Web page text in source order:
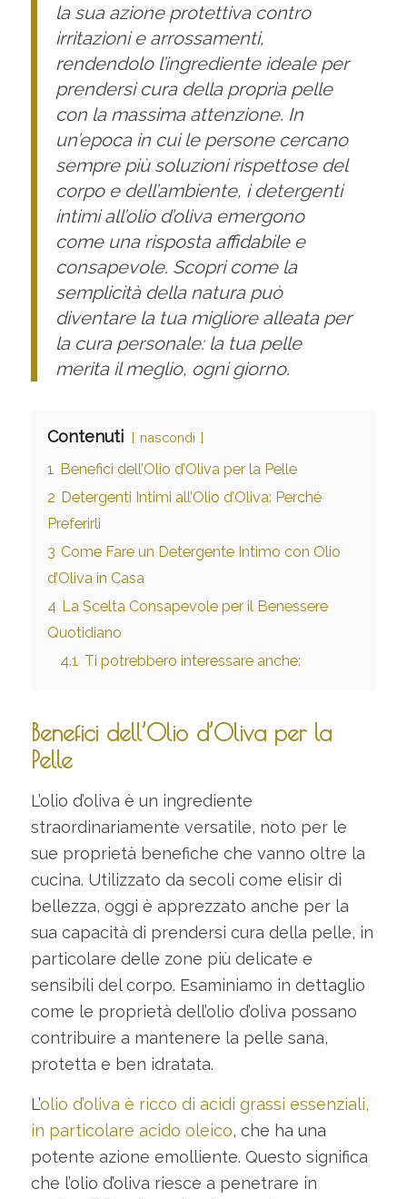
la sua azione protettiva contro
irritazioni e arrossamenti,
rendendolo l’ingrediente ideale per
prendersi cura della propria pelle
con la massima attenzione. In
un’epoca in cui le persone cercano
sempre più soluzioni rispettose del
corpo e dell’ambiente, i detergenti
intimi all’olio d’oliva emergono
come una risposta affidabile e
consapevole. Scopri come la
semplicità della natura può
diventare la tua migliore alleata per
la cura personale: la tua pelle
merita il meglio, ogni giorno.
Contenuti nascondi
1 Benefici dell’Olio d’Oliva per la Pelle
2 Detergenti Intimi all’Olio d’Oliva: Perché
Preferirli
3 Come Fare un Detergente Intimo con Olio
d’Oliva in Casa
4 La Scelta Consapevole per il Benessere
Quotidiano
4.1 Ti potrebbero interessare anche:
Benefici dell’Olio d’Oliva per la
Pelle
L’olio d’oliva è un ingrediente
straordinariamente versatile, noto per le
sue proprietà benefiche che vanno oltre la
cucina. Utilizzato da secoli come elisir di
bellezza, oggi è apprezzato anche per la
sua capacità di prendersi cura della pelle, in
particolare delle zone più delicate e
sensibili del corpo. Esaminiamo in dettaglio
come le proprietà dell’olio d’oliva possano
contribuire a mantenere la pelle sana,
protetta e ben idratata.
L’olio d’oliva è ricco di acidi grassi essenziali,
in particolare acido oleico, che ha una
potente azione emolliente. Questo significa
che l’olio d’oliva riesce a penetrare in